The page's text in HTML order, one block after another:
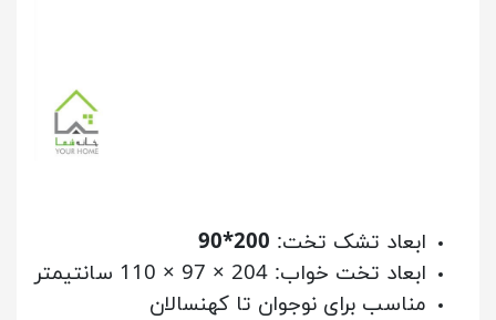
ابعاد تشک تخت: 200*90
ابعاد تخت خواب: 204 × 97 × 110 سانتیمتر
مناسب برای نوجوان تا کهنسالان